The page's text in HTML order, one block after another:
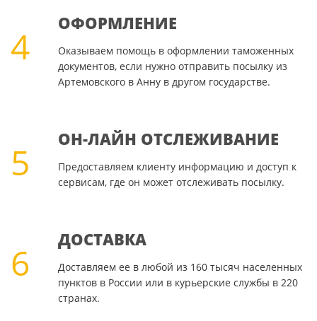
4
ОФОРМЛЕНИЕ
Оказываем помощь в оформлении таможенных
документов, если нужно отправить посылку из
Артемовского в Анну в другом государстве.
5
ОН-ЛАЙН ОТСЛЕЖИВАНИЕ
Предоставляем клиенту информацию и доступ к
сервисам, где он может отслеживать посылку.
6
ДОСТАВКА
Доставляем ее в любой из 160 тысяч населенных
пунктов в России или в курьерские службы в 220
странах.